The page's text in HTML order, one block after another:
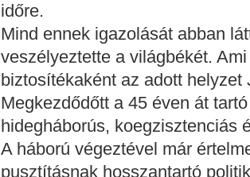
időre.
Mind ennek igazolását abban
veszélyeztette a világbékét.
biztosítékaként az adott
Megkezdődőtt a 45 éven át
hidegháborús, koegzisztenciás
A háború végeztével már
pusztításnak hosszantartó